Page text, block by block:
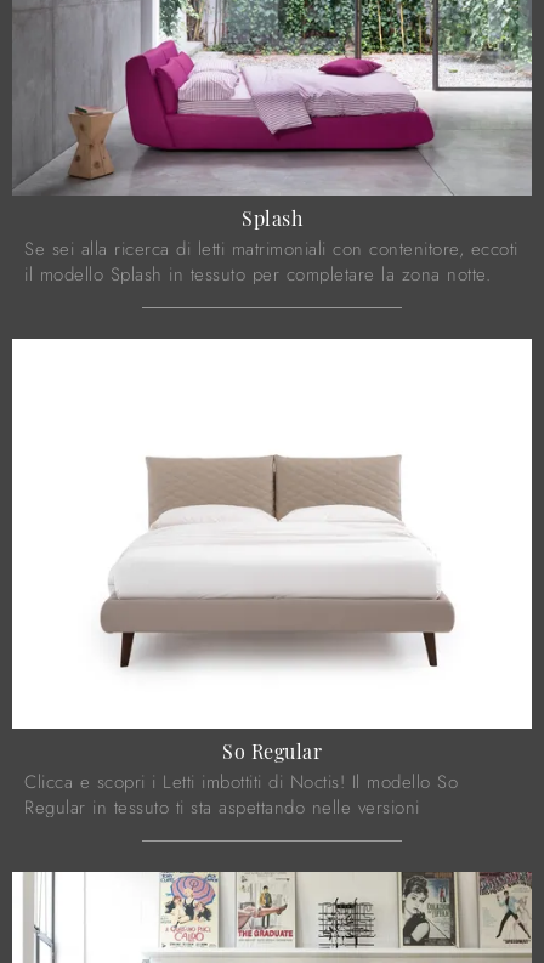
Splash
Se sei alla ricerca di letti matrimoniali con contenitore, eccoti
il modello Splash in tessuto per completare la zona notte.
So Regular
Clicca e scopri i Letti imbottiti di Noctis! Il modello So
Regular in tessuto ti sta aspettando nelle versioni